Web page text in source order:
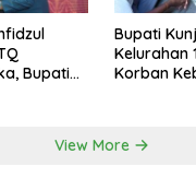
Bupati
Bupati
Kelurahan
Korban
View More